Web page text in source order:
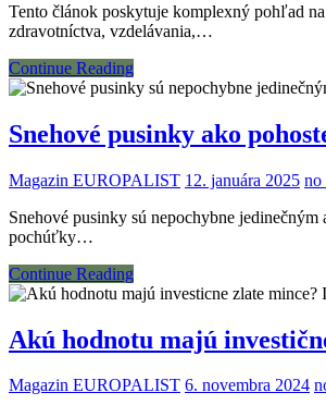
Tento článok poskytuje komplexný pohľad
zdravotníctva, vzdelávania,…
Continue Reading
Snehové pusinky ako
Magazin EUROPALIST 12. januára 2025 no
Snehové pusinky sú nepochybne
pochúťky…
Continue Reading
Akú hodnotu majú
Magazin EUROPALIST 6. novembra 2024